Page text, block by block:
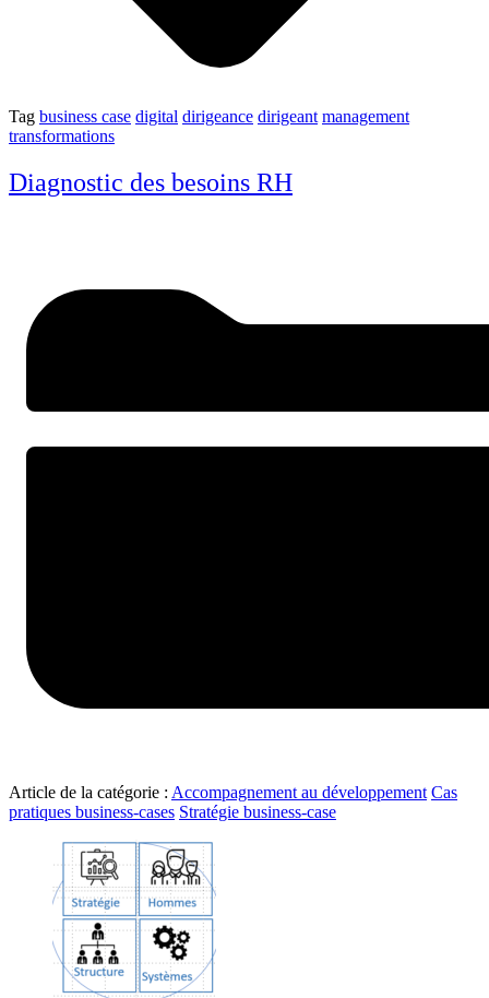
Tag business case digital dirigeance dirigeant management
transformations
Diagnostic des besoins RH
Article de la catégorie : Accompagnement au développement Cas
pratiques business-cases Stratégie business-case